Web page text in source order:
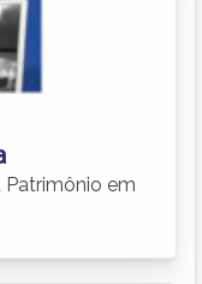
Patrimônio em